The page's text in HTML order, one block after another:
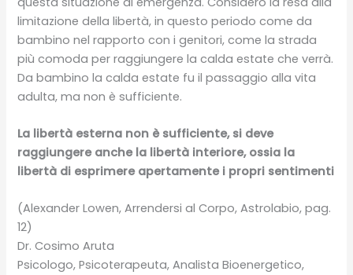
limitazione della libertà, in questo periodo come da
bambino nel rapporto con i genitori, come la strada
più comoda per raggiungere la calda estate che verrà.
Da bambino la calda estate fu il passaggio alla vita
adulta, ma non è sufficiente.
La libertà esterna non è sufficiente, si deve
raggiungere anche la libertà interiore, ossia la
libertà di esprimere apertamente i propri sentimenti
(Alexander Lowen, Arrendersi al Corpo, Astrolabio, pag.
12)
Dr. Cosimo Aruta
Psicologo, Psicoterapeuta, Analista Bioenergetico,